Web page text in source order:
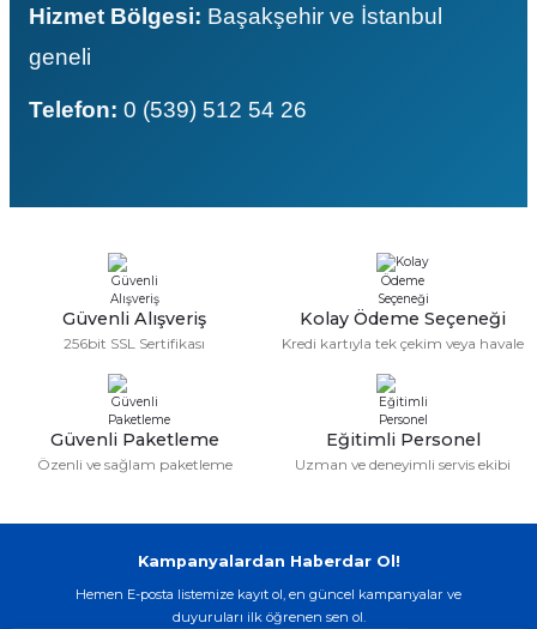
Hizmet Bölgesi: Başakşehir ve İstanbul
geneli
Telefon: 0 (539) 512 54 26
Güvenli Alışveriş
256bit SSL Sertifikası
Kolay Ödeme Seçeneği
Kredi kartıyla tek çekim veya havale
Güvenli Paketleme
Özenli ve sağlam paketleme
Eğitimli Personel
Uzman ve deneyimli servis ekibi
Kampanyalardan Haberdar Ol!
Hemen E-posta listemize kayıt ol, en güncel kampanyalar ve
duyuruları ilk öğrenen sen ol.